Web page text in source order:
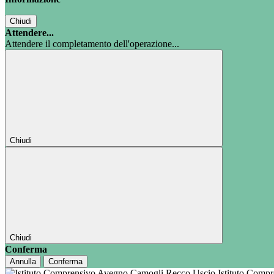
Chiudi
Attendere...
Attendere il completamento dell'operazione...
Chiudi
Chiudi
Conferma
Annulla Conferma